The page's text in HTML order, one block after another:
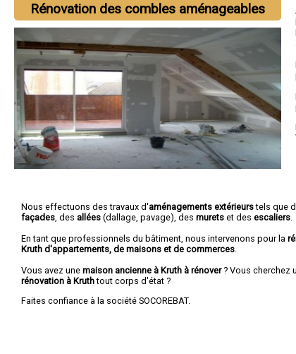
Rénovation des combles aménageables
Nous effectuons des travaux d'aménagements extérieurstels que
façades , des allées (dallage, pavage), des murets et des escaliers
En tant que professionnels du bâtiment, nous intervenons pour la
Kruth d'appartements, de maisons et de commerces
Vous avez une maison ancienne à Kruth à rénover? Vous cherchez
rénovation à Kruthtout corps d'état ?
Faites confiance à la société SOCOREBAT.